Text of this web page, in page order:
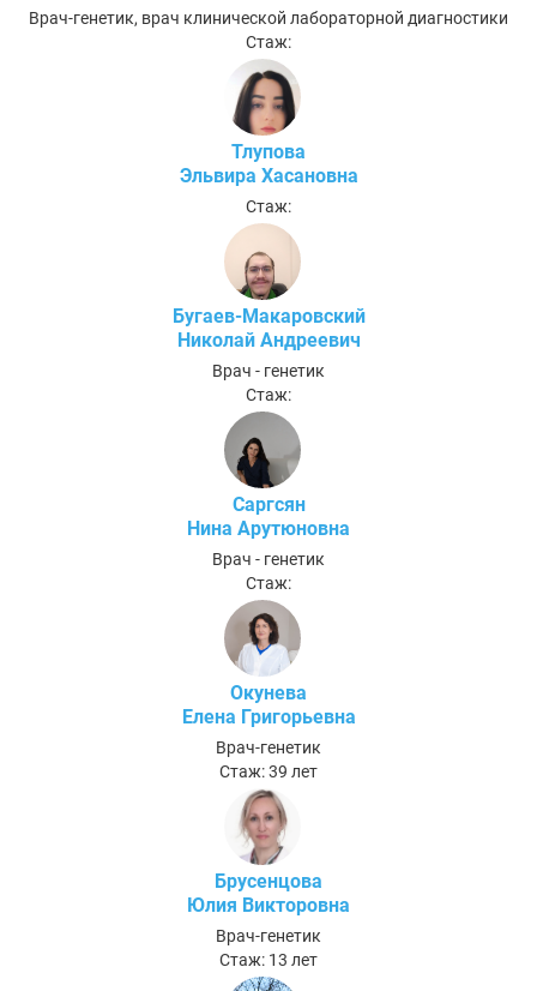
Врач-генетик, врач клинической лабораторной диагностики
Стаж:
Тлупова
Эльвира Хасановна
Стаж:
Бугаев-Макаровский
Николай Андреевич
Врач - генетик
Стаж:
Саргсян
Нина Арутюновна
Врач - генетик
Стаж:
Окунева
Елена Григорьевна
Врач-генетик
Стаж: 39 лет
Брусенцова
Юлия Викторовна
Врач-генетик
Стаж: 13 лет